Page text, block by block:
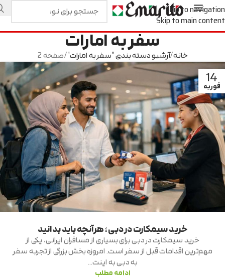
Skip to navigation
Skip to main content
سفر به امارات
خانه آرشیو دسته بندی "سفر به امارات" صفحه 2
14
فوریه
خرید سیمکارت در دبی؛ هرآنچه باید بدانید
خرید سیمکارت در دبی برای بسیاری از مسافران ایرانی، یکی از
مهم‌ترین اقدامات قبل از سفر است. امروزه بخش بزرگی از تجربه سفر
به دبی به اینت...
ادامه مطلب